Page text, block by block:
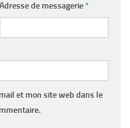
Adresse de messagerie*
et mon site web dans le